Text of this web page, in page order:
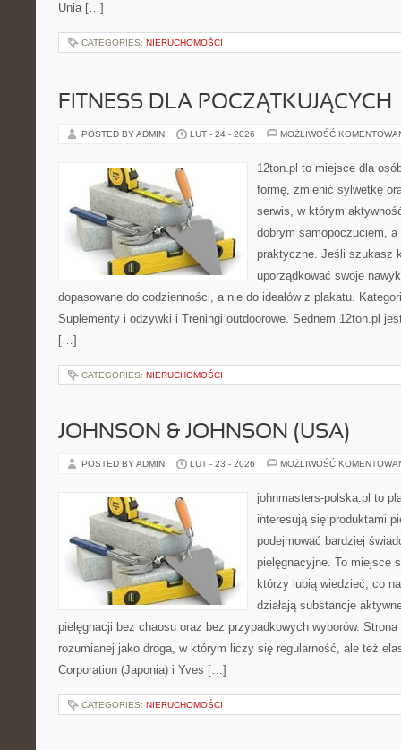
Unia […]
CATEGORIES: NIERUCHOMOŚCI
FITNESS DLA POCZĄTKUJĄCYCH
POSTED BY ADMIN LUT - 24 - 2026 MOŻLIWOŚĆ
12ton.pl to miejsce dla
formę, zmienić sylwetkę
serwis, w którym
dobrym samopoczuciem,
praktyczne. Jeśli szukasz
uporządkować swoje
dopasowane do codzienności, a nie do ideałów z plakatu.
Suplementy i odżywki i Treningi outdoorowe. Sednem 12ton.pl
[…]
CATEGORIES: NIERUCHOMOŚCI
JOHNSON & JOHNSON (USA)
POSTED BY ADMIN LUT - 23 - 2026 MOŻLIWOŚĆ
johnmasters-polska.pl to
interesują się produktami
podejmować bardziej
pielęgnacyjne. To miejsce
którzy lubią wiedzieć, co
działają substancje
pielęgnacji bez chaosu oraz bez przypadkowych wyborów.
rozumianej jako droga, w którym liczy się regularność, ale też
Corporation (Japonia) i Yves […]
CATEGORIES: NIERUCHOMOŚCI